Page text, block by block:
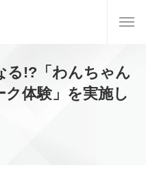
る!?「わんちゃん
体験」を実施し